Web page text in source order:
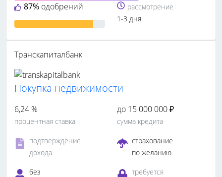
87% одобрений
рассмотрение
1-3 дня
Транскапиталбанк
Покупка недвижимости
6,24 %
процентная ставка
до 15 000 000 ₽
сумма кредита
подтверждение
дохода
страхование
по желанию
без
требуется